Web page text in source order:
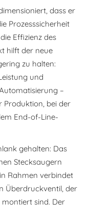
dass er
Prozesssicherheit
Effizienz des
hilft der neue
zu halten:
und
–
Produktion, bei der
End-of-Line-
gehalten: Das
Stecksaugern
Rahmen verbindet
Überdruckventil, der
sind. Der